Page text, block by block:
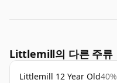
Littlemill의 다른 주류
Littlemill 12 Year Old40%